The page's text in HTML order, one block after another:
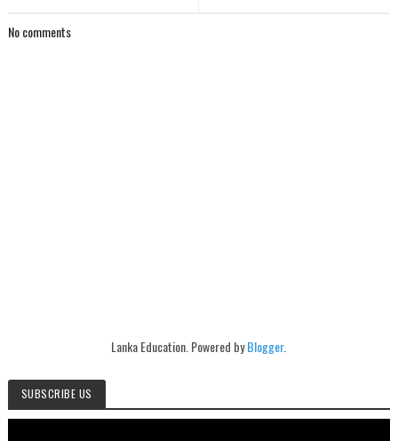
No comments
Lanka Education. Powered byBlogger.
SUBSCRIBE US